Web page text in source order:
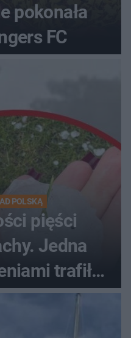
pokonała
FC
POLSKĄ
pięści
Jedna
trafiła